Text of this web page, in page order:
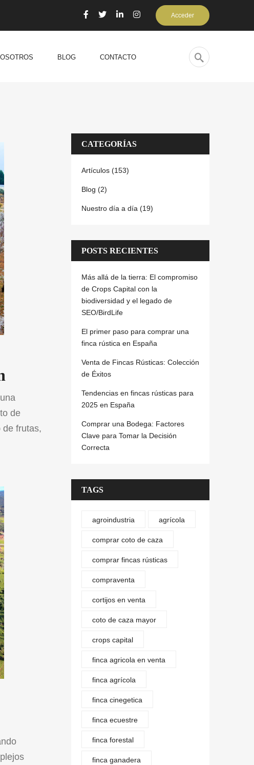
Acceder
BLOG CONTACTO
de
frutas,
CATEGORÍAS
Artículos (153)
Blog (2)
Nuestro día a día (19)
POSTS RECIENTES
Más allá de la tierra: El compromiso
de Crops Capital con la
biodiversidad y el legado de
SEO/BirdLife
El primer paso para comprar una
finca rústica en España
Venta de Fincas Rústicas: Colección
de Éxitos
Tendencias en fincas rústicas para
2025 en España
Comprar una Bodega: Factores
Clave para Tomar la Decisión
Correcta
TAGS
agroindustria agrícola
comprar coto de caza
comprar fincas rústicas
compraventa
cortijos en venta
coto de caza mayor
crops capital
finca agricola en venta
finca agrícola
finca cinegetica
finca ecuestre
finca forestal
finca ganadera